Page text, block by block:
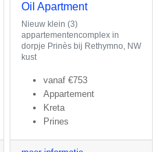
Oil Apartment
Nieuw klein (3)
appartementencomplex in
dorpje Prinès bij Rethymno, NW
kust
vanaf €753
Appartement
Kreta
Prines